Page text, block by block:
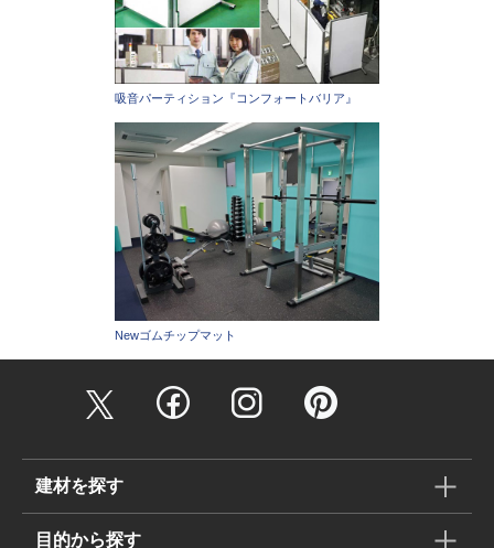
吸音パーティション『コンフォートバリア』
Newゴムチップマット
建材を探す
目的から探す